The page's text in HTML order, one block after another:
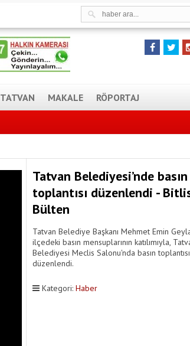
TATVAN MAKALE RÖPORTAJ
Tatvan Belediyesi’nde basın
toplantısı düzenlendi -
Bülten
Tatvan Belediye Başkanı Mehmet Emin
ilçedeki basın mensuplarının katılımıyla,
Belediyesi Meclis Salonu'nda basın toplantısı
düzenlendi.
Kategori: Haber